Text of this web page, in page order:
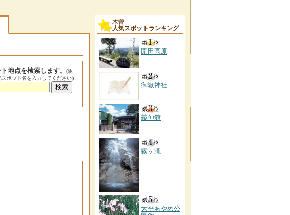
地点を検索します。
(駅
スポット名を入力してください)
木曽
人気スポットランキング
開田高原
御嶽神社
義仲館
霧ヶ滝
大平あやめ公